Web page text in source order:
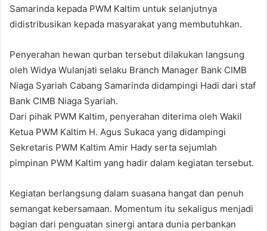
Samarinda kepada PWM Kaltim untuk selanjutnya
didistribusikan kepada masyarakat yang membutuhkan.
Penyerahan hewan qurban tersebut dilakukan langsung
oleh Widya Wulanjati selaku Branch Manager Bank CIMB
Niaga Syariah Cabang Samarinda didampingi Hadi dari staf
Bank CIMB Niaga Syariah.
Dari pihak PWM Kaltim, penyerahan diterima oleh Wakil
Ketua PWM Kaltim H. Agus Sukaca yang didampingi
Sekretaris PWM Kaltim Amir Hady serta sejumlah
pimpinan PWM Kaltim yang hadir dalam kegiatan tersebut.
Kegiatan berlangsung dalam suasana hangat dan penuh
semangat kebersamaan. Momentum itu sekaligus menjadi
bagian dari penguatan sinergi antara dunia perbankan